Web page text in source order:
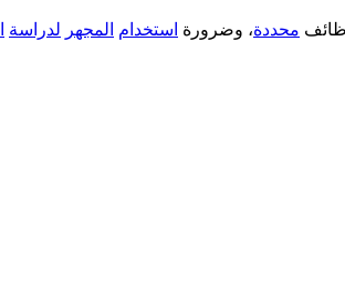
محددة، وضرورة استخدام المجهر لدراسة